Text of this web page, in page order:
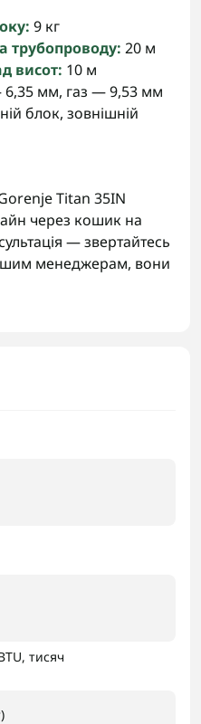
9 кг
20 м
висот: 10 м
6,35 мм, газ — 9,53 мм
блок, зовнішній
Titan 35IN
через кошик на
— звертайтесь
менеджерам, вони
тисяч